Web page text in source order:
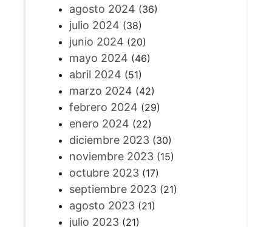
agosto 2024 (36)
julio 2024 (38)
junio 2024 (20)
mayo 2024 (46)
abril 2024 (51)
marzo 2024 (42)
febrero 2024 (29)
enero 2024 (22)
diciembre 2023(30)
noviembre 2023(15)
octubre 2023(17)
septiembre 2023(21)
agosto 2023(21)
julio 2023(21)